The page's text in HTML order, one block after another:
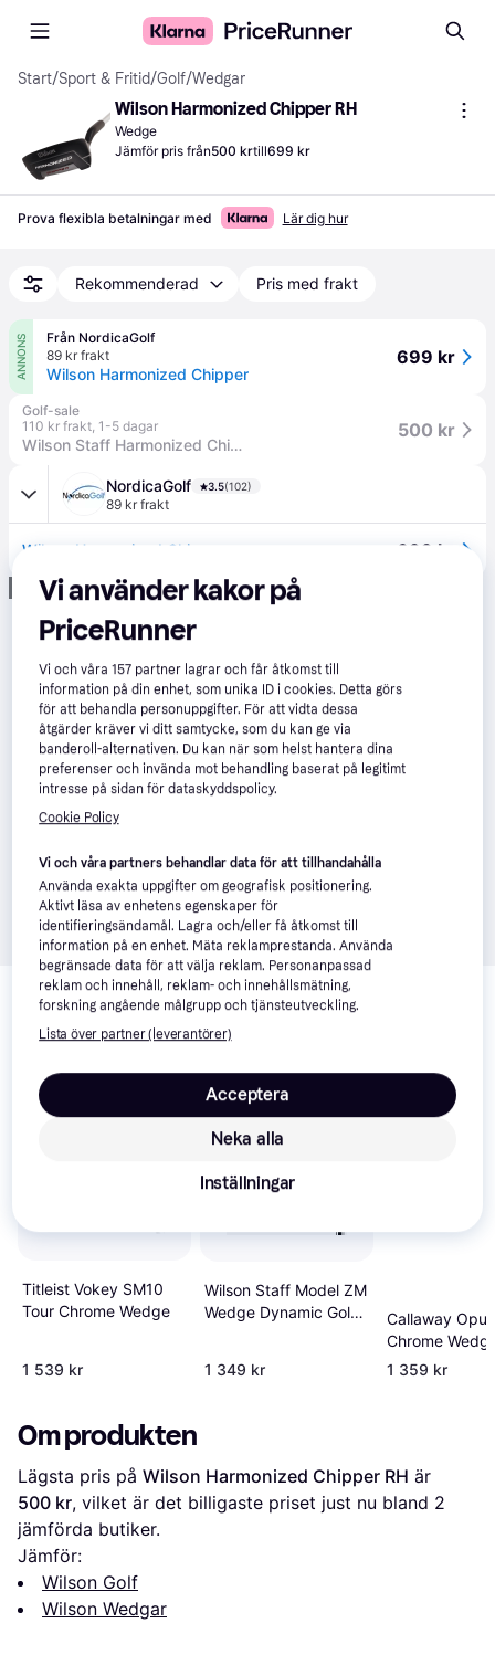
Start/Sport & Fritid/Golf/Wedgar
Wilson Harmonized Chipper RH
Wedge
Jämför pris från500 krtill699 kr
Prova flexibla betalningar med Lär dig hur
Rekommenderad Pris med frakt
ANNONS
Från NordicaGolf
89 kr frakt
Wilson Harmonized Chipper
699 kr
Golf-sale
110 kr frakt, 1-5 dagar
Wilson Staff Harmonized Chipper RH PUT 35" STANDARD LIE Ingen farve (PUT 35" STANDARD LIE)
500 kr
NordicaGolf 3.5(102)
89 kr frakt
Wilson Harmonized Chipper 699 kr
Annons
Relaterade produkter
Vi har plockat fram ett urval av produkter som kanske skulle
intressera dig. Visa alla
Titleist Vokey SM10
Tour Chrome Wedge
1 539 kr
Wilson Staff Model ZM
Wedge Dynamic Gold
1 349 kr
Callaway Opus
Chrome
1 359 kr
Om produkten
Lägsta pris på Wilson Harmonized Chipper RH
500 kr, vilket är det billigaste priset just nu bland 2
jämförda butiker.
Jämför:
Wilson Golf
Wilson Wedgar
Vi använder kakor på
PriceRunner
Vi och våra157 partner lagrar och får åtkomst till
information på din enhet, som unika ID i cookies. Detta görs
för att behandla personuppgifter. För att vidta dessa
åtgärder kräver vi ditt samtycke, som du kan ge via
banderoll-alternativen. Du kan när som helst hantera dina
preferenser och invända mot behandling baserat på legitimt
intresse på sidan för dataskyddspolicy.
Cookie Policy
Vi och våra partners behandlar data för att tillhandahålla
Använda exakta uppgifter om geografisk positionering.
Aktivt läsa av enhetens egenskaper för
identifieringsändamål. Lagra och/eller få åtkomst till
information på en enhet. Mäta reklamprestanda. Använda
begränsade data för att välja reklam. Personanpassad
reklam och innehåll, reklam- och innehållsmätning,
forskning angående målgrupp och tjänsteutveckling.
Lista över partner (leverantörer)
Neka alla
Acceptera
Inställningar